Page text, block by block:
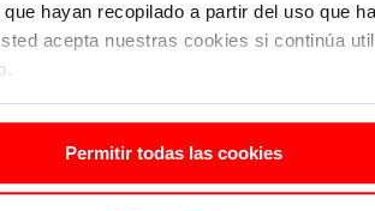
hayan recopilado a partir del uso que
acepta nuestras cookies si continúa
Permitir todas las cookies